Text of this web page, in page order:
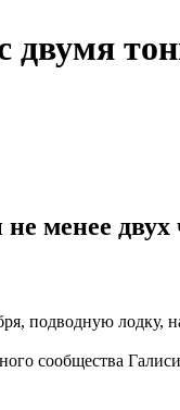
двумя
менее
подводную лодку,
сообщества